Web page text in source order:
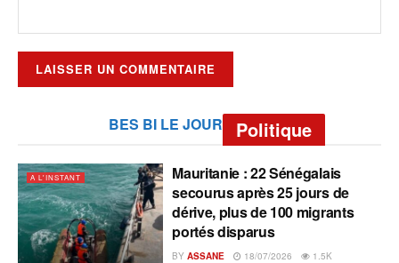
BES BI LE JOUR Politique
A L'INSTANT
Mauritanie : 22 Sénégalais
secourus après 25 jours de
dérive, plus de 100 migrants
portés disparus
BY ASSANE 18/07/2026 1.5K